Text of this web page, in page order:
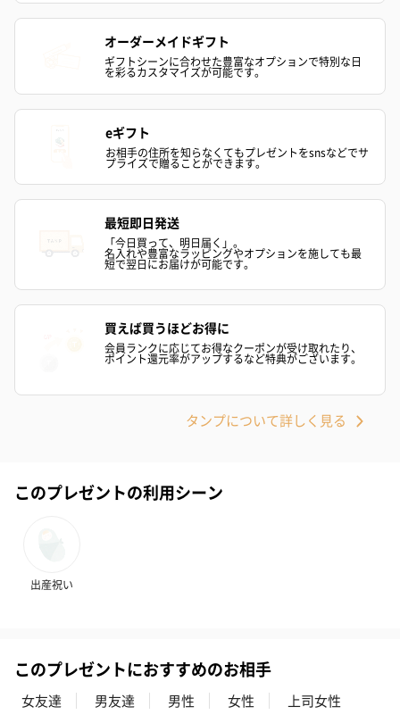
ゼリーバウム カット
（レモン＆紅茶）（432
円）
麦わらパンダバウム
（バナナ味）（540円）
ェ〜国産フル
り〜 3号（864
スキンケアグッズ
ト【ありがとう】
ドクリーム（ピンクグ
オーダーメイドギフト
ギフトシーンに合わせた豊富なオプションで特別な日
を彩るカスタマイズが可能です。
eギフト
お相手の住所を知らなくてもプレゼントをsnsなどでサ
プライズで贈ることができます。
最短即日発送
「今日買って、明日届く」。
名入れや豊富なラッピングやオプションを施しても最
短で翌日にお届けが可能です。
買えば買うほどお得に
会員ランクに応じてお得なクーポンが受け取れたり、
ポイント還元率がアップするなど特典がございます。
タンプについて詳しく見る
このプレゼントの利用シーン
出産祝い
このプレゼントにおすすめのお相手
女友達 男友達 男性 女性
上司女性